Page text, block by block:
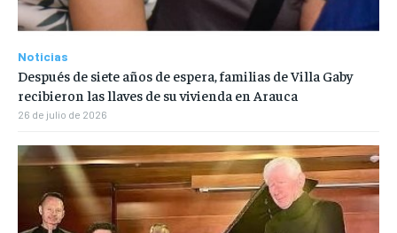
Noticias
Después de siete años de espera, familias de Villa Gaby
recibieron las llaves de su vivienda en Arauca
26 de julio de 2026